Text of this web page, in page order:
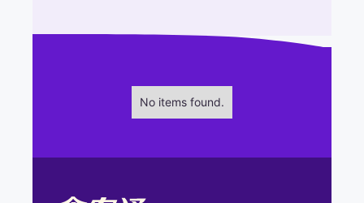
No items found.